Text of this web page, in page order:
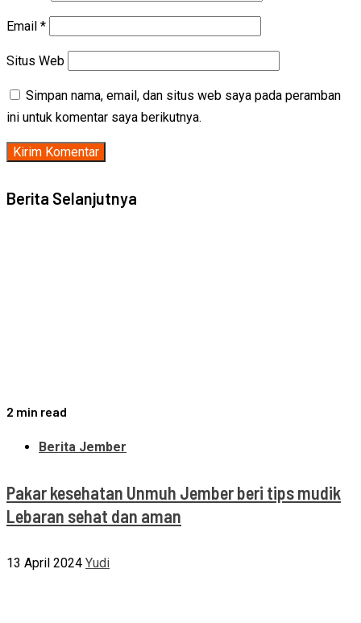
Email *
Situs Web
Simpan nama, email, dan situs web saya pada peramban
ini untuk komentar saya berikutnya.
Berita Selanjutnya
2 min read
Berita Jember
Pakar kesehatan Unmuh Jember beri tips mudik
Lebaran sehat dan aman
13 April 2024 Yudi